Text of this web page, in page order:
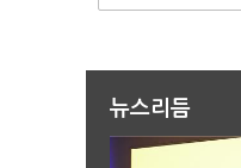
뉴스리듬